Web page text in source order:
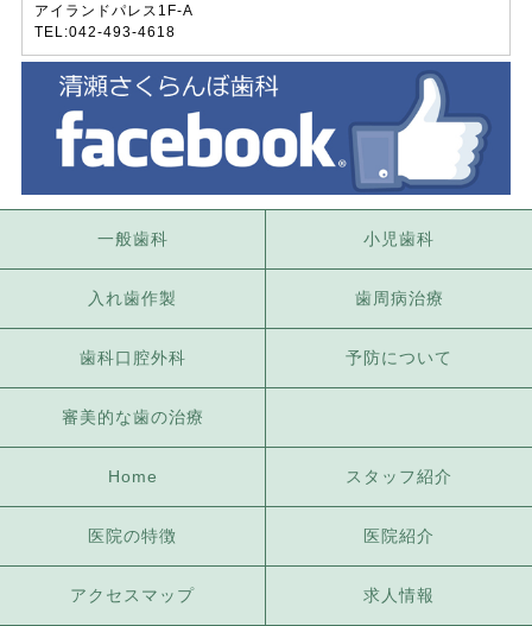
アイランドパレス1F-A
TEL:042-493-4618
一般歯科 小児歯科
入れ歯作製 歯周病治療
歯科口腔外科 予防について
審美的な歯の治療
Home スタッフ紹介
医院の特徴 医院紹介
アクセスマップ 求人情報